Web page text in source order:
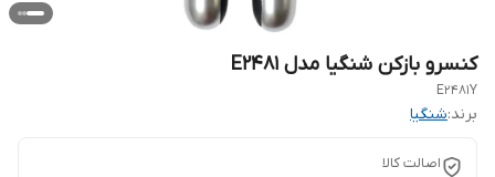
کنسرو بازکن شنگیا مدل E2481
E2481Y
برند:شنگیا
اصالت کالا